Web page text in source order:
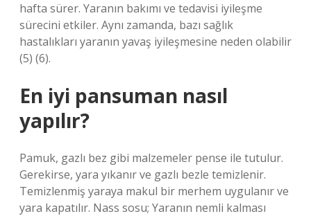
hafta sürer. Yaranın bakımı ve tedavisi iyileşme
sürecini etkiler. Aynı zamanda, bazı sağlık
hastalıkları yaranın yavaş iyileşmesine neden olabilir
(5) (6).
En iyi pansuman nasıl
yapılır?
Pamuk, gazlı bez gibi malzemeler pense ile tutulur.
Gerekirse, yara yıkanır ve gazlı bezle temizlenir.
Temizlenmiş yaraya makul bir merhem uygulanır ve
yara kapatılır. Nass sosu; Yaranın nemli kalması